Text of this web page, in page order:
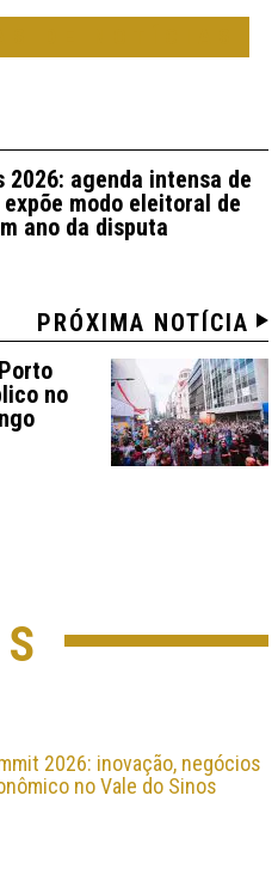
2026: agenda intensa de
modo eleitoral de
ano da disputa
PRÓXIMA NOTÍCIA
no
2026: inovação, negócios
no Vale do Sinos